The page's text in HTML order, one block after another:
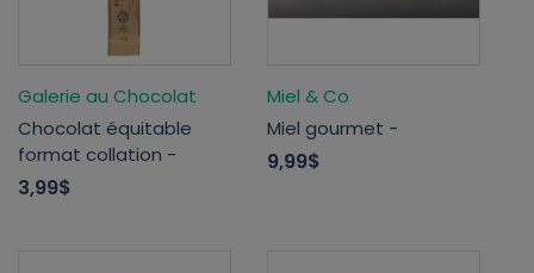
Galerie au Chocolat
Chocolat équitable
format collation -
3,99$
Miel & Co
Miel gourmet -
9,99$